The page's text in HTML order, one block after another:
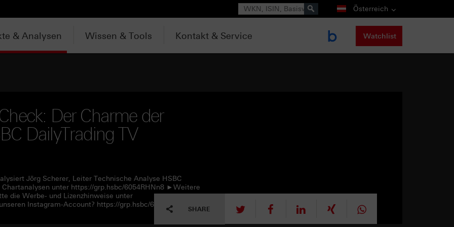
Suche Österreich
& Analysen Wissen & Tools Kontakt & Service Watchlist
Der Charme der
DailyTrading TV
Jörg Scherer, Leiter Technische Analyse HSBC
unter https://grp.hsbc/6054RHNn8 ►Weitere
die Werbe- und Lizenzhinweise unter
Instagram-Account? https://grp.hsbc/6057RHNn1
SHARE tweet mitteilen